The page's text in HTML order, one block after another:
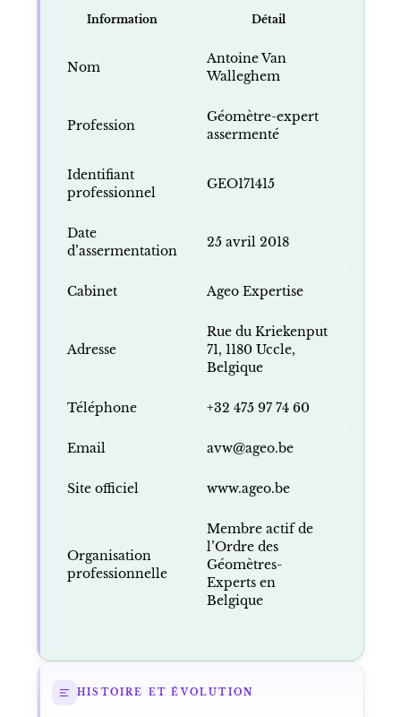
Information Détail
Nom
Antoine Van
Walleghem
Profession
Géomètre-expert
assermenté
Identifiant
professionnel
GEO171415
Date
d’assermentation
25 avril 2018
Cabinet Ageo Expertise
Adresse
Rue du Kriekenput
71, 1180 Uccle,
Belgique
Téléphone +32 475 97 74 60
Email avw@ageo.be
Site officiel www.ageo.be
Organisation
professionnelle
Membre actif de
l’Ordre des
Géomètres-
Experts en
Belgique
HISTOIRE ET ÉVOLUTION